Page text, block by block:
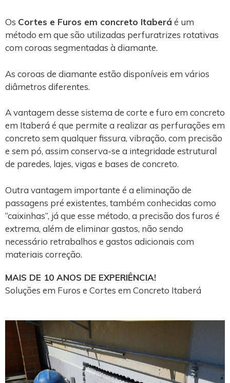
Os Cortes e Furos em concreto Itaberá é um
método em que são utilizadas perfuratrizes rotativas
com coroas segmentadas à diamante.
As coroas de diamante estão disponíveis em vários
diâmetros diferentes.
A vantagem desse sistema de corte e furo em concreto
em Itaberá é que permite a realizar as perfurações em
concreto sem qualquer fissura, vibração, com precisão
e sem pó, assim conserva-se a integridade estrutural
de paredes, lajes, vigas e bases de concreto.
Outra vantagem importante é a eliminação de
passagens pré existentes, também conhecidas como
“caixinhas”, já que esse método, a precisão dos furos é
extrema, além de eliminar gastos, não sendo
necessário retrabalhos e gastos adicionais com
materiais correção.
MAIS DE 10 ANOS DE EXPERIÊNCIA!
Soluções em Furos e Cortes em Concreto Itaberá